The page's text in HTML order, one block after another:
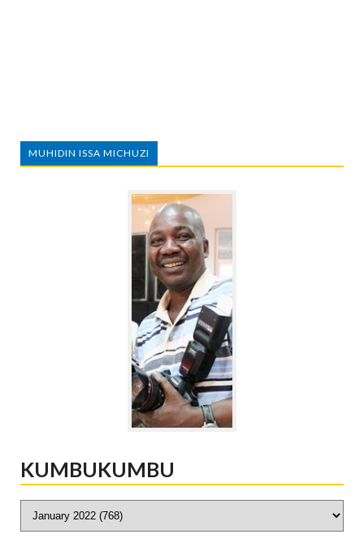
MUHIDIN ISSA MICHUZI
KUMBUKUMBU